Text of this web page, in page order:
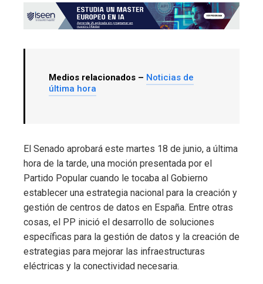
Medios relacionados – Noticias de
última hora
El Senado aprobará este martes 18 de junio, a última
hora de la tarde, una moción presentada por el
Partido Popular cuando le tocaba al Gobierno
establecer una estrategia nacional para la creación y
gestión de centros de datos en España. Entre otras
cosas, el PP inició el desarrollo de soluciones
específicas para la gestión de datos y la creación de
estrategias para mejorar las infraestructuras
eléctricas y la conectividad necesaria.